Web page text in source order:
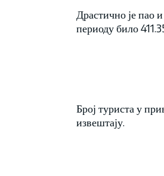
Драстично је пао и
периоду било
Број туриста у
извештају.